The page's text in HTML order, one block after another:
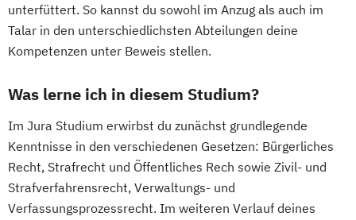
unterfüttert. So kannst du sowohl im Anzug als auch im
Talar in den unterschiedlichsten Abteilungen deine
Kompetenzen unter Beweis stellen.
Was lerne ich in diesem Studium?
Im Jura Studium erwirbst du zunächst grundlegende
Kenntnisse in den verschiedenen Gesetzen: Bürgerliches
Recht, Strafrecht und Öffentliches Rech sowie Zivil- und
Strafverfahrensrecht, Verwaltungs- und
Verfassungsprozessrecht. Im weiteren Verlauf deines